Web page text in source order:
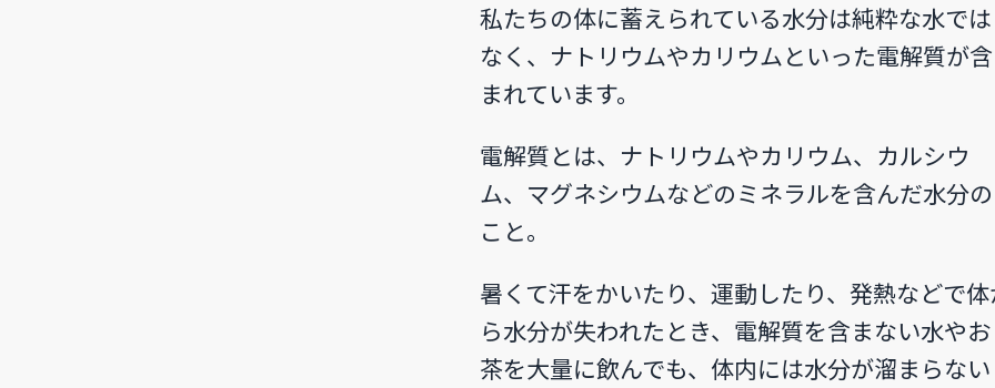
私たちの体に蓄えられている水分は純粋な水では
なく、ナトリウムやカリウムといった電解質が含
まれています。
電解質とは、ナトリウムやカリウム、カルシウ
ム、マグネシウムなどのミネラルを含んだ水分の
こと。
暑くて汗をかいたり、運動したり、発熱などで
ら水分が失われたとき、電解質を含まない水やお
茶を大量に飲んでも、体内には水分が溜まらない